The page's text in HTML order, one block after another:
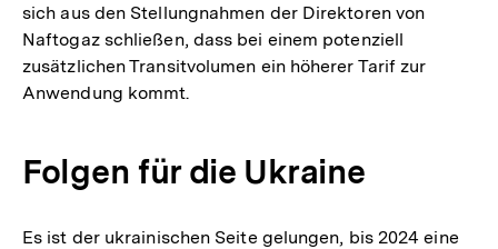
sich aus den Stellungnahmen der Direktoren von
Naftogaz schließen, dass bei einem potenziell
zusätzlichen Transitvolumen ein höherer Tarif zur
Anwendung kommt.
Folgen für die Ukraine
Es ist der ukrainischen Seite gelungen, bis 2024 eine